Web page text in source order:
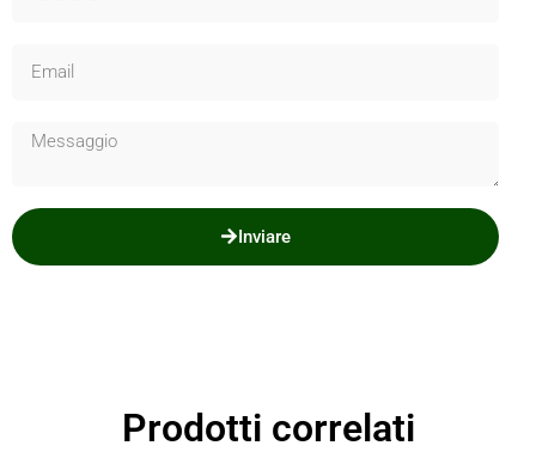
Inviare
Prodotti correlati